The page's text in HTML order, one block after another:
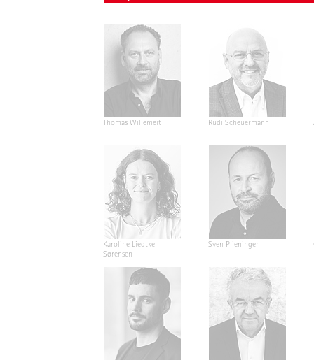
Thomas Willemeit Rudi Scheuermann
Karoline Liedtke-
Sørensen
Sven Plieninger